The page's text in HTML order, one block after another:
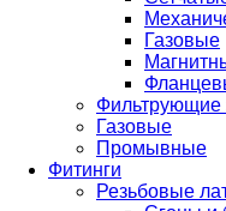
Газовые
Фильтрующие
Газовые
Промывные
Фитинги
Резьбовые